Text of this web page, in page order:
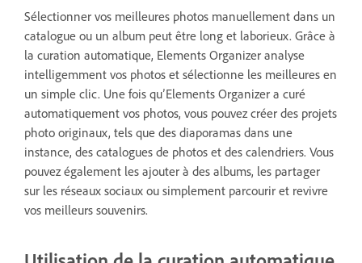
Sélectionner vos meilleures photos manuellement dans un
catalogue ou un album peut être long et laborieux. Grâce à
la curation automatique, Elements Organizer analyse
intelligemment vos photos et sélectionne les meilleures en
un simple clic. Une fois qu’Elements Organizer a curé
automatiquement vos photos, vous pouvez créer des projets
photo originaux, tels que des diaporamas dans une
instance, des catalogues de photos et des calendriers. Vous
pouvez également les ajouter à des albums, les partager
sur les réseaux sociaux ou simplement parcourir et revivre
vos meilleurs souvenirs.